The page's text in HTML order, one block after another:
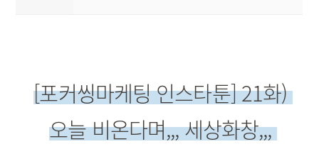
[포커씽마케팅 인스타툰] 21화)
오늘 비온다며,,, 세상화창,,,